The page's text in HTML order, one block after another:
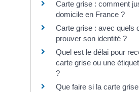
Carte grise : comment
domicile en France ?
Carte grise : avec quels
prouver son identité ?
Quel est le délai pour
carte grise ou une
?
Que faire si la carte